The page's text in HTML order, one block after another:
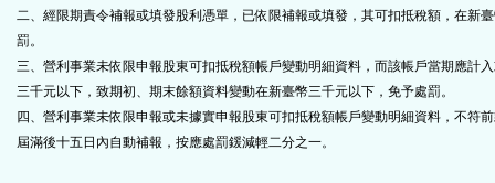
二、經限期責令補報或填發股利憑單，已依限補報或填發，其可扣抵稅額，在新
罰。
三、營利事業未依限申報股東可扣抵稅額帳戶變動明細資料，而該帳戶當期應計
三千元以下，致期初、期末餘額資料變動在新臺幣三千元以下，免予處罰。
四、營利事業未依限申報或未據實申報股東可扣抵稅額帳戶變動明細資料，不符
屆滿後十五日內自動補報，按應處罰鍰減輕二分之一。